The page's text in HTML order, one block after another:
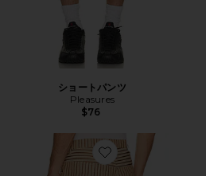
ショートパンツ
Pleasures
$76
Favorite ショートパンツ